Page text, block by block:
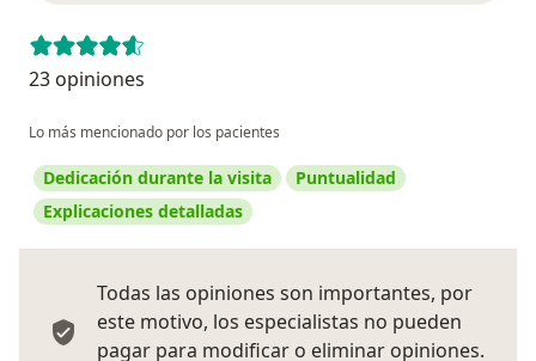
23 opiniones
Lo más mencionado por los pacientes
Dedicación durante la visita
Puntualidad
Explicaciones detalladas
Todas las opiniones son importantes, por
este motivo, los especialistas no pueden
pagar para modificar o eliminar opiniones.